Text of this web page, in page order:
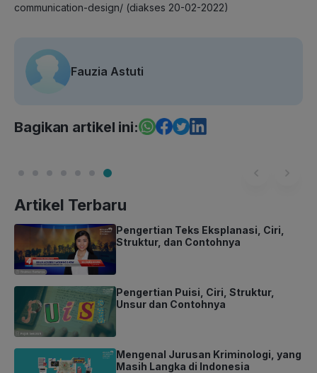
communication-design/ (diakses 20-02-2022)
Fauzia Astuti
Bagikan artikel ini:
Artikel Terbaru
Pengertian Teks Eksplanasi, Ciri,
Struktur, dan Contohnya
Pengertian Puisi, Ciri, Struktur,
Unsur dan Contohnya
Mengenal Jurusan Kriminologi, yang
Masih Langka di Indonesia